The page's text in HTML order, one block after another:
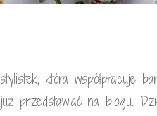
która współpracuje
przedstawiać na blogu.